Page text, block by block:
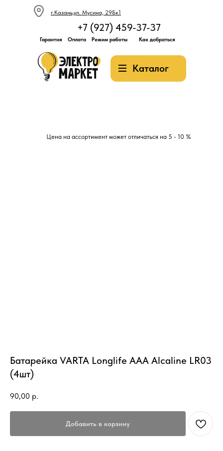
г.Казань,ул. Мусина, 29Бк1
Каталог
+7 (927) 459-37-37
Гарантия Оплата Режим работы Как добраться
Цена на ассортимент может отличаться на 5 - 10 %
Батарейка VARTA Longlife AAА Alcaline LR03
(4шт)
90,00 р.
Добавить в корзину